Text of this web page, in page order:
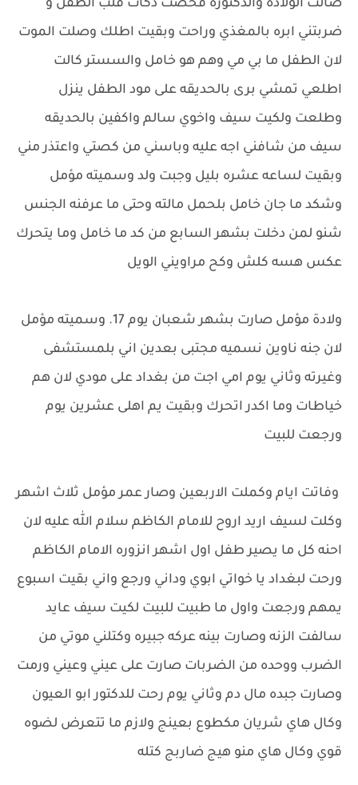
صالت الولادة والدكتوره فحصت دكات قلب الطفل و
ضربتني ابره بالمغذي وراحت وبقيت اطلك وصلت الموت
لان الطفل ما بي مي وهم هو خامل والسستر كالت
اطلعي تمشي برى بالحديقه على مود الطفل ينزل
وطلعت ولكيت سيف واخوي سالم واكفين بالحديقه
سيف من شافني اجه عليه وباسني من كصتي واعتذر مني
وبقيت لساعه عشره بليل وجبت ولد وسميته مؤمل
وشكد ما جان خامل بلحمل مالته وحتى ما عرفنه الجنس
شنو لمن دخلت بشهر السابع من كد ما خامل وما يتحرك
عكس هسه كلش وكح مراويني الويل
ولادة مؤمل صارت بشهر شعبان يوم 17. وسميته مؤمل
لان جنه ناوين نسميه مجتبى بعدين اني بلمستشفى
وغيرته وثاني يوم امي اجت من بغداد على مودي لان هم
خياطات وما اكدر اتحرك وبقيت يم اهلى عشرين يوم
ورجعت للبيت
وفاتت ايام وكملت الاربعين وصار عمر مؤمل ثلاث اشهر
وكلت لسيف اريد اروح للامام الكاظم سلام الله عليه لان
احنه كل ما يصير طفل اول اشهر انزوره الامام الكاظم
ورحت لبغداد يا خواتي ابوي وداني ورجع واني بقيت اسبوع
يمهم ورجعت واول ما طبيت للبيت لكيت سيف عايد
سالفت الزنه وصارت بينه عركه جبيره وكتلني موتي من
الضرب ووحده من الضربات صارت على عيني وعيني ورمت
وصارت جبده مال دم وثاني يوم رحت للدكتور ابو العيون
وكال هاي شريان مكطوع بعينج ولازم ما تتعرض لضوه
قوي وكال هاي منو هيج ضاربج كتله